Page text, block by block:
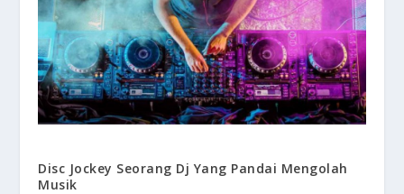
Disc Jockey Seorang Dj Yang Pandai Mengolah
Musik